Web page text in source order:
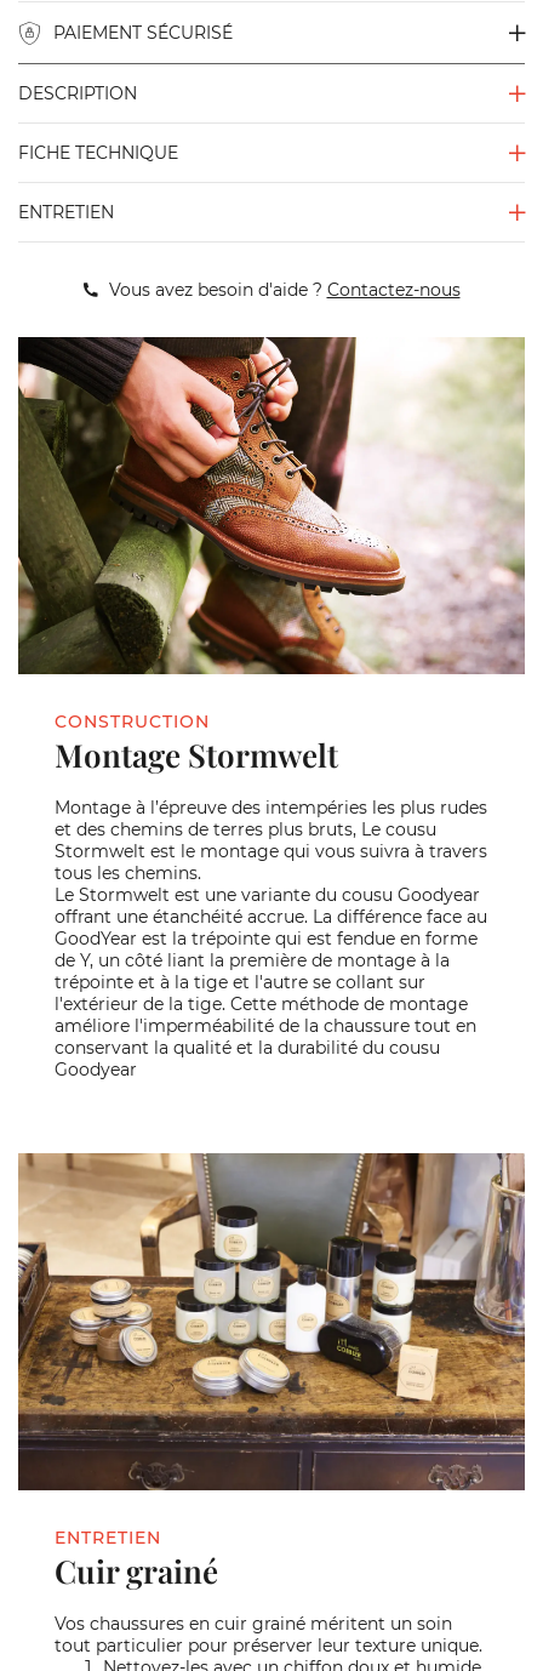
PAIEMENT SÉCURISÉ
DESCRIPTION
FICHE TECHNIQUE
ENTRETIEN
Vous avez besoin d'aide ? Contactez-nous
CONSTRUCTION
Montage Stormwelt
Montage à l’épreuve des intempéries les plus rudes
et des chemins de terres plus bruts, Le cousu
Stormwelt est le montage qui vous suivra à travers
tous les chemins.
Le Stormwelt est une variante du cousu Goodyear
offrant une étanchéité accrue. La différence face au
GoodYear est la trépointe qui est fendue en forme
de Y, un côté liant la première de montage à la
trépointe et à la tige et l'autre se collant sur
l'extérieur de la tige. Cette méthode de montage
améliore l'imperméabilité de la chaussure tout en
conservant la qualité et la durabilité du cousu
Goodyear
ENTRETIEN
Cuir grainé
Vos chaussures en cuir grainé méritent un soin
tout particulier pour préserver leur texture unique.